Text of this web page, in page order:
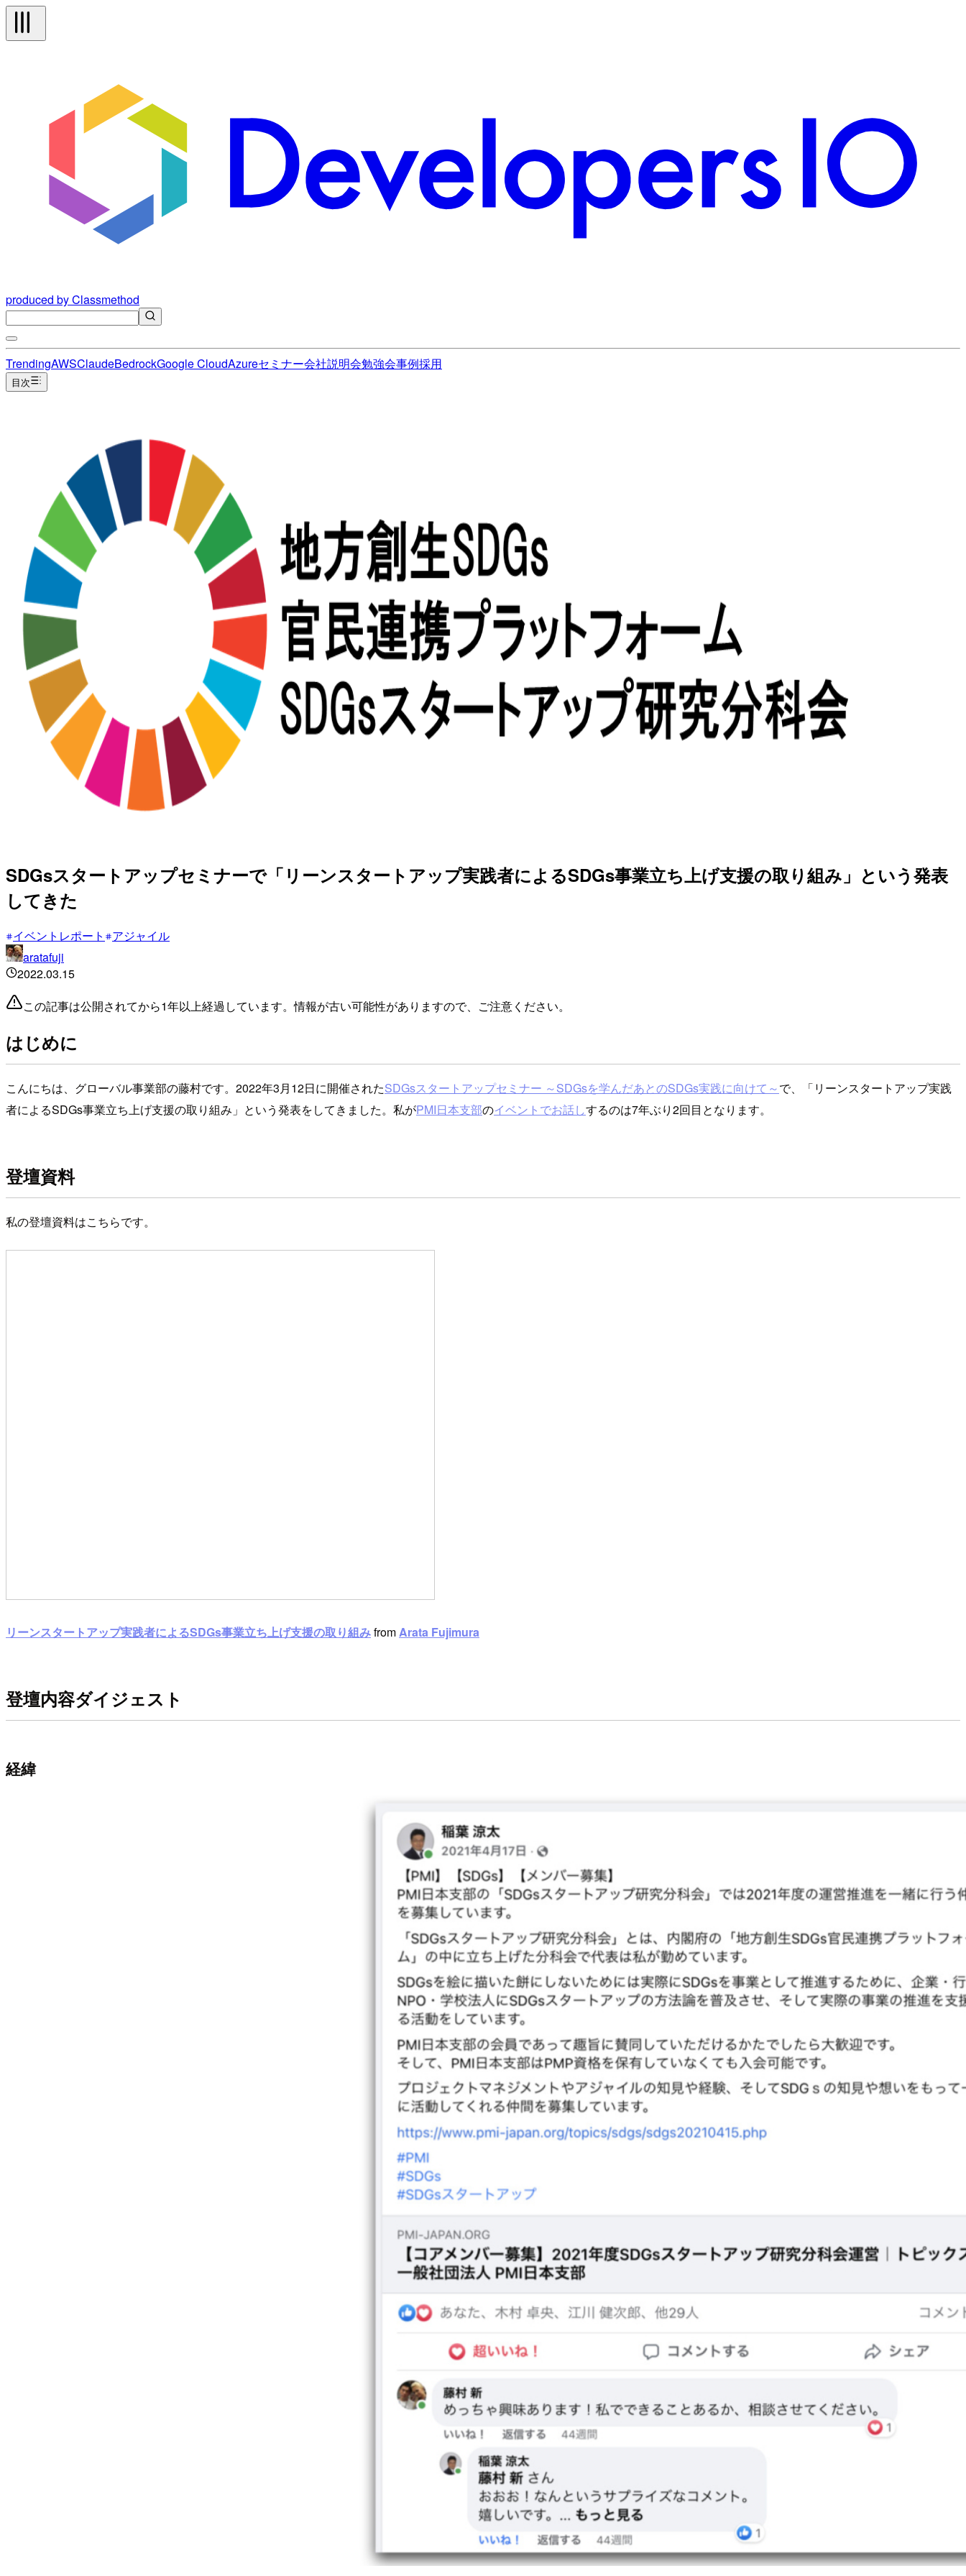
produced by Classmethod
TrendingAWSClaudeBedrockGoogle CloudAzureセミナー会社説明会勉強会事例採用
目次
SDGsスタートアップセミナーで「リーンスタートアップ実践者によるSDGs事業立ち上げ支援の取り組み」という発表
してきた
イベントレポート
アジャイル
aratafuji
2022.03.15
この記事は公開されてから1年以上経過しています。情報が古い可能性がありますので、ご注意ください。
はじめに
こんにちは、グローバル事業部の藤村です。2022年3月12日に開催されたSDGsスタートアップセミナー ～SDGsを学んだあとのSDGs実践に向けて～で、「リーンスタートアップ実践
者によるSDGs事業立ち上げ支援の取り組み」という発表をしてきました。私がPMI日本支部のイベントでお話しするのは7年ぶり2回目となります。
登壇資料
私の登壇資料はこちらです。
リーンスタートアップ実践者によるSDGs事業立ち上げ支援の取り組みfromArata Fujimura
登壇内容ダイジェスト
経緯